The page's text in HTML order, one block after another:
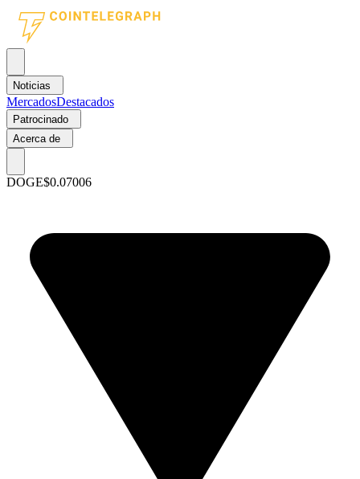
Noticias
MercadosDestacados
Patrocinado
Acerca de
DOGE$0.07006